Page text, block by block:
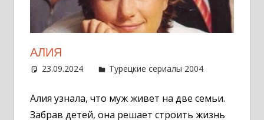
АЛИЯ
23.09.2024 Администратор
Турецкие сериалы 2004
Алия узнала, что муж живет на две семьи.
Забрав детей, она решает строить жизнь